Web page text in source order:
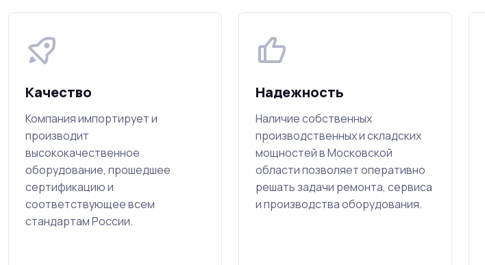
Качество
Компания импортирует и
производит
высококачественное
оборудование, прошедшее
сертификацию и
соответствующее всем
стандартам России.
Надежность
Наличие собственных
производственных и складских
мощностей в Московской
области позволяет оперативно
решать задачи ремонта, сервиса
и производства оборудования.